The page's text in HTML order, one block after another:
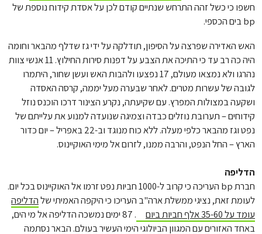
חשפו כי כשל זהה התרחש שנתיים קודם לכן על אסדת קידוח נוספת של
bp בים הכספי.
האש האדירה שפרצה על הסיפון, תודלקה על ידי גז שדלף מהבאר וחומה
היה כה רב עד כי התיכה את הצבע על דפנות סירות החילוץ. 11 אנשי צוות
נהרגו ולא נמצאו מעולם, 17 נפצעו ולהבות האש ועשן שחור, היתמרו
לגובה של עשרות מטרים. לאחר שבערה מעל יממה, קרסה האסדה
ושקעה במצולות המפרץ. עם שקיעתה, נקרע הצינור דרכו הוכנס נוזל
קידוחים – תערובת נוזלים כבדה וצמיגה שנועדה למנוע את עלייתם של
נפט וגז מהבאר כלפי מעלה. ללא כוח מנוגד וב-22 באפריל – יום כדור
הארץ – החל הנפט, והרבה ממנו, לזרום אל מימי האוקיינוס.
הדליפה
חברת bp העריכה כי קרוב ל-1000 חביות נפט זרמו אל האוקיינוס בכל יום.
לעומת זאת, נציגי ממשלת ארה"ב העריכו כי היקפה האמיתי שלהדליפה
עומד על 35-60 אלף חביות ביום
. 87 ימים נמשכה הדליפה אל מי הים,
באחד האזורים עם המגוון הביולוגי הימי העשיר בעולם. הבאר נסתמה